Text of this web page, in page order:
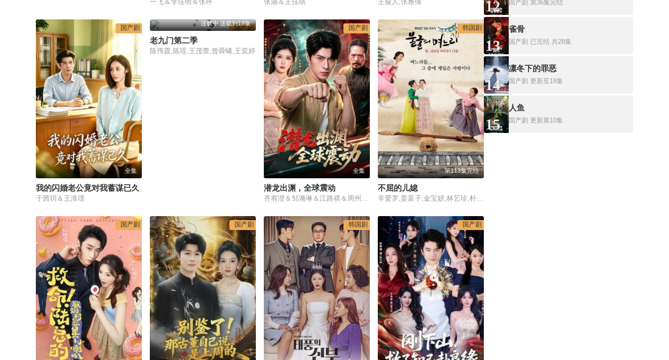
国产剧
全集
我的闪婚老公竟对我蓄谋已久
于茜玥＆王淮璟
国产剧
连载中 连载到18集
老九门第二季
陈伟霆,陈瑶,王茂蕾,曾舜晞,王奕婷
国产剧
全集
潜龙出渊，全球震动
韩国剧
第113集完结
不屈的儿媳
国产剧 国产剧 韩国剧 国产剧
12 国产剧 第36集完结
13
雀骨
国产剧 已完结 共28集
14
凛冬下的罪恶
国产剧 更新至18集
15
人鱼
国产剧 更新第10集